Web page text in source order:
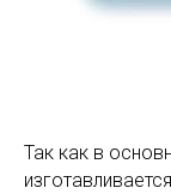
Так как в